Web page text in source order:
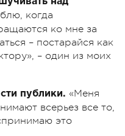
когда
ко мне за
– постарайся как
– один из моих
публики. «Меня
всерьез все то,
это